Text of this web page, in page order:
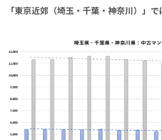
「東京近郊（埼玉・千葉・神奈川）」